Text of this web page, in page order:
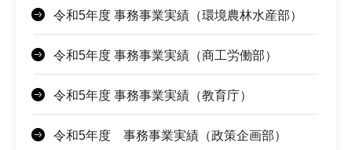
令和5年度 事務事業実績（環境農林水産部）
令和5年度 事務事業実績（商工労働部）
令和5年度 事務事業実績（教育庁）
令和5年度 事務事業実績（政策企画部）